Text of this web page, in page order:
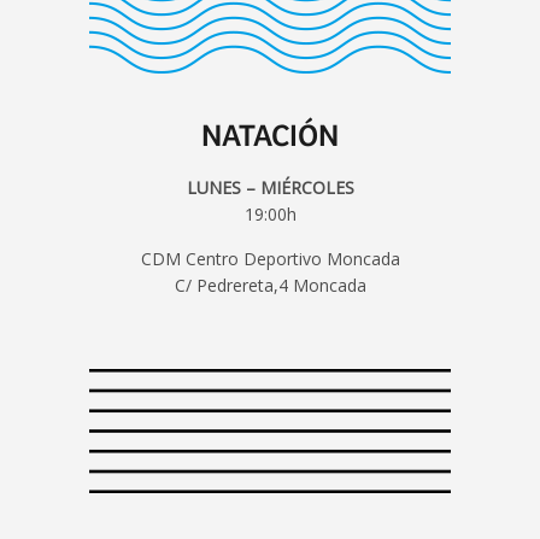
NATACIÓN
LUNES – MIÉRCOLES
19:00h
CDM Centro Deportivo Moncada
C/ Pedrereta,4 Moncada